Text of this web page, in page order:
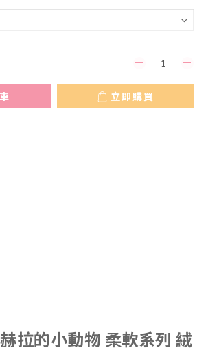
立即購買
拉的小動物 柔軟系列 絨